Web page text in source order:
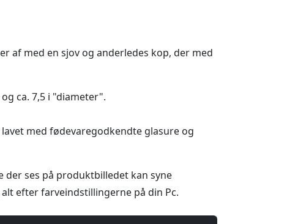
af med en sjov og anderledes kop, der med
ca. 7,5 i "diameter".
med fødevaregodkendte glasure og
ses på produktbilledet kan syne
efter farveindstillingerne på din Pc.